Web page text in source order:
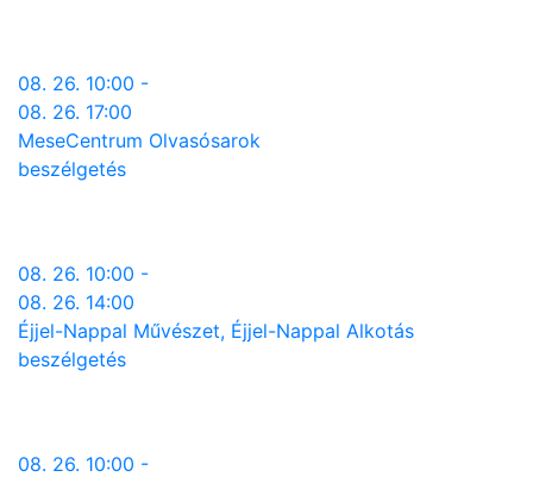
08. 26. 10:00 -
08. 26. 17:00
MeseCentrum Olvasósarok
beszélgetés
08. 26. 10:00 -
08. 26. 14:00
Éjjel-Nappal Művészet, Éjjel-Nappal Alkotás
beszélgetés
08. 26. 10:00 -